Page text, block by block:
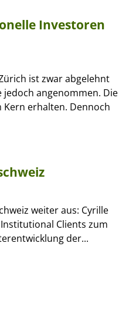
Investoren
ist zwar abgelehnt
angenommen. Die
erhalten. Dennoch
weiter aus: Cyrille
Clients zum
der...